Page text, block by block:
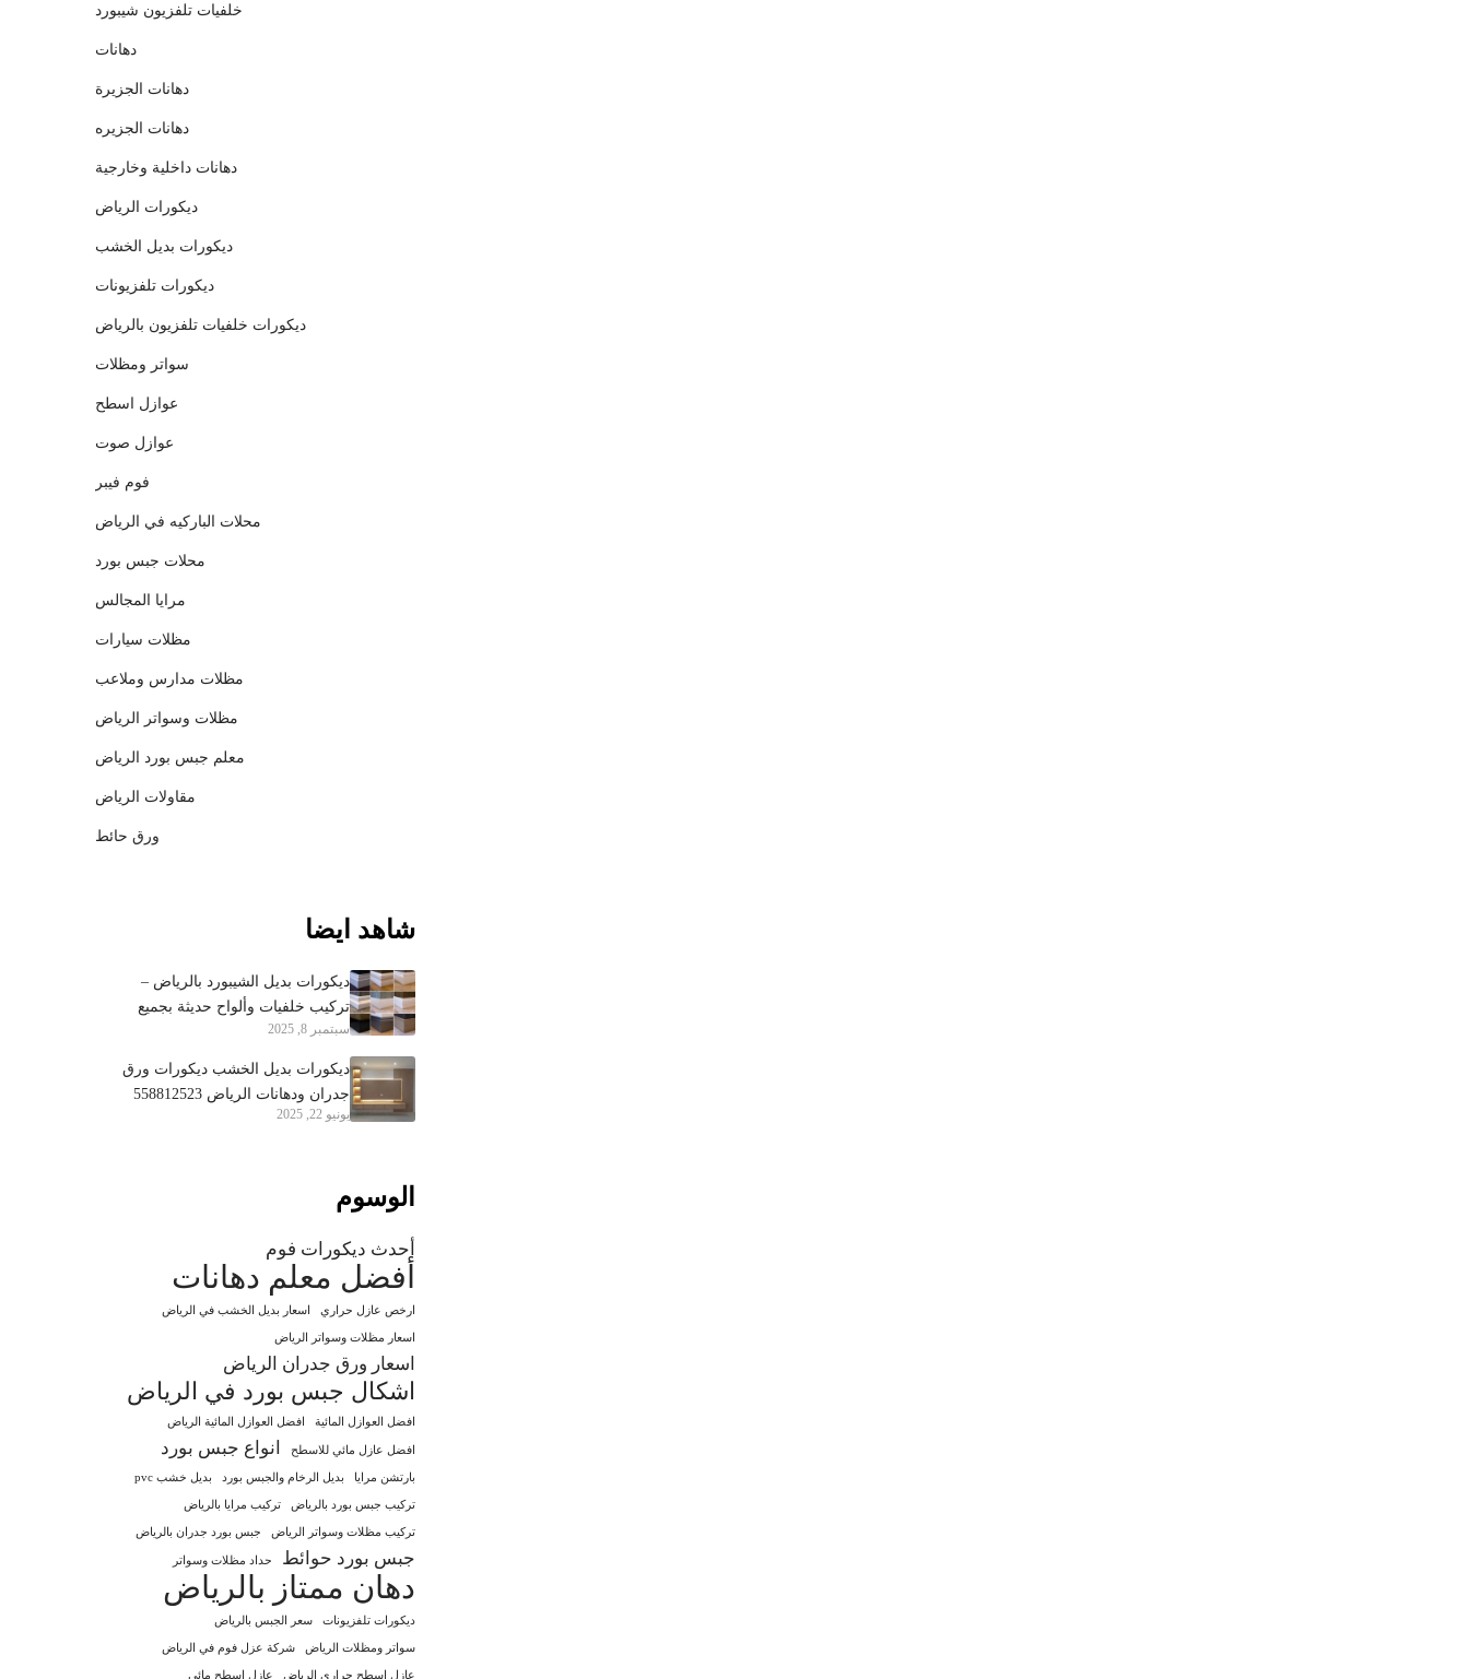
خلفيات تلفزيون شيبورد
دهانات
دهانات الجزيرة
دهانات الجزيره
دهانات داخلية وخارجية
ديكورات الرياض
ديكورات بديل الخشب
ديكورات تلفزيونات
ديكورات خلفيات تلفزيون بالرياض
سواتر ومظلات
عوازل اسطح
عوازل صوت
فوم فيبر
محلات الباركيه في الرياض
محلات جبس بورد
مرايا المجالس
مظلات سيارات
مظلات مدارس وملاعب
مظلات وسواتر الرياض
معلم جبس بورد الرياض
مقاولات الرياض
ورق حائط
شاهد ايضا
ديكورات بديل الشيبورد بالرياض –
تركيب خلفيات وألواح حديثة بجميع
الأحياء 0558812523
سبتمبر 8, 2025
ديكورات بديل الخشب ديكورات ورق
جدران ودهانات الرياض 558812523
يونيو 22, 2025
الوسوم
أحدث ديكورات فوم
أفضل معلم دهانات
ارخص عازل حراري اسعار بديل الخشب في الرياض
اسعار مظلات وسواتر الرياض
اسعار ورق جدران الرياض
اشكال جبس بورد في الرياض
افضل العوازل المائية افضل العوازل المائية الرياض
افضل عازل مائي للاسطح انواع جبس بورد
بارتشن مرايا بديل الرخام والجبس بورد بديل خشب pvc
تركيب جبس بورد بالرياض تركيب مرايا بالرياض
تركيب مظلات وسواتر الرياض جبس بورد جدران بالرياض
جبس بورد حوائط حداد مظلات وسواتر
دهان ممتاز بالرياض
ديكورات تلفزيونات سعر الجبس بالرياض
سواتر ومظلات الرياض شركة عزل فوم في الرياض
عازل اسطح حراري الرياض عازل اسطح مائي